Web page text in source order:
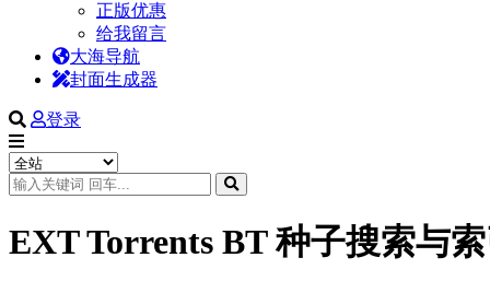
正版优惠
给我留言
大海导航
封面生成器
登录
EXT Torrents BT 种子搜索与